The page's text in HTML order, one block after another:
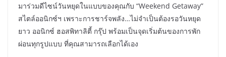
มาร่วมดีไซน์วันหยุดในแบบของคุณกับ “Weekend Getaway”
สไตล์ออนิกซ์ฯ เพราะการชาร์จพลัง…ไม่จำเป็นต้องรอวันหยุด
ยาว ออนิกซ์ ฮอสพิทาลิตี้ กรุ๊ป พร้อมเป็นจุดเริ่มต้นของการพัก
ผ่อนทุกรูปแบบ ที่คุณสามารถเลือกได้เอง